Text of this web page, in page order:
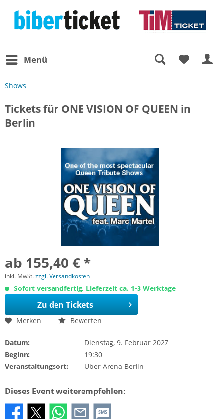
Menü
Shows
Tickets für ONE VISION OF QUEEN in
Berlin
ab 155,40 € *
inkl. MwSt.zzgl. Versandkosten
Sofort versandfertig, Lieferzeit ca. 1-3 Werktage
Zu den Tickets
Merken Bewerten
Datum:
Dienstag, 9. Februar 2027
Beginn:
19:30
Veranstaltungsort:
Uber Arena Berlin
Dieses Event weiterempfehlen:
SMS